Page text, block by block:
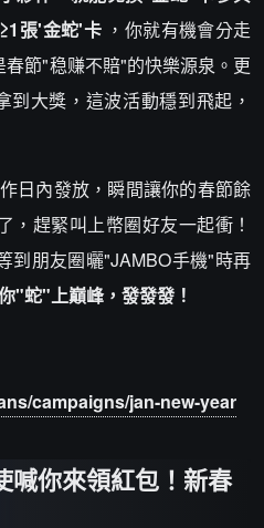
張'金蛇'卡 ，你就有機會分走
春節"稳赚不賠"的快樂源泉。更
到大獎，這波活動穩到飛起，
日內發放，瞬間讓你的春節餘
，趕緊叫上幣圈好友一起衝！
到朋友圈曬"JAMBO手機"時再
"蛇"上巔峰，發發發！
campaigns/jan-new-year
喊你來領紅包！新春